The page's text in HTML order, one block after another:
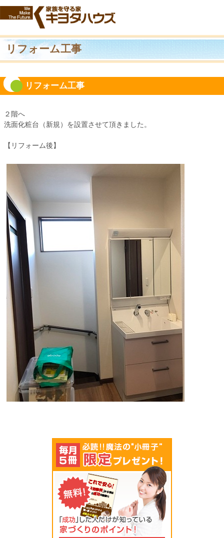
リフォーム工事
リフォーム工事
２階へ
洗面化粧台（新規）を設置させて頂きました。
【リフォーム後】